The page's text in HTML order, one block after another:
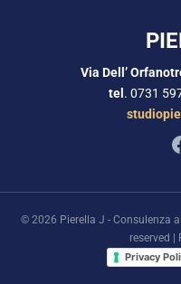
Via Dell’
tel . 0731
© 2026 Pierella J - Consulenza
reserved |
Privacy